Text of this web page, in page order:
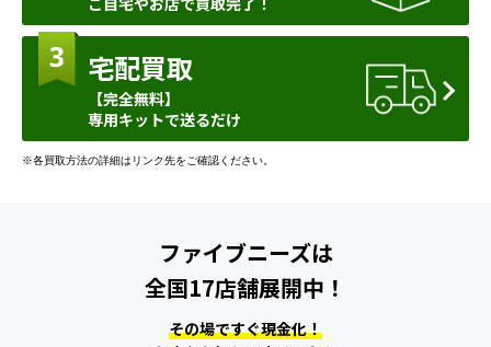
宅配買取
【完全無料】
専用キットで送るだけ
※各買取方法の詳細はリンク先をご確認ください。
ファイブニーズは
全国17店舗展開中！
その場ですぐ現金化！